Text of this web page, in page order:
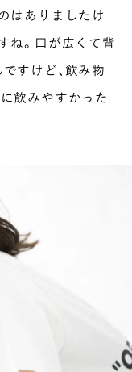
はありましたけ
ね。口が広くて背
すけど、飲み物
飲みやすかった